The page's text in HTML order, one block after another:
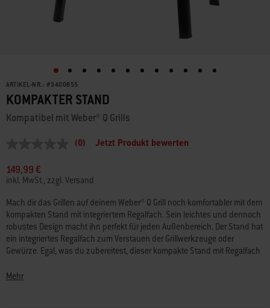
ARTIKEL-NR.: #3400855
KOMPAKTER STAND
Kompatibel mit Weber® Q Grills
Link
auf
derselben
Seite.
(0) Jetzt Produkt bewerten
149,99 €
inkl. MwSt., zzgl. Versand
Mach dir das Grillen auf deinem Weber® Q Grill noch komfortabler mit dem
kompakten Stand mit integriertem Regalfach. Sein leichtes und dennoch
robustes Design macht ihn perfekt für jeden Außenbereich. Der Stand hat
ein integriertes Regalfach zum Verstauen der Grillwerkzeuge oder
Gewürze. Egal, was du zubereitest, dieser kompakte Stand mit Regalfach
Mehr